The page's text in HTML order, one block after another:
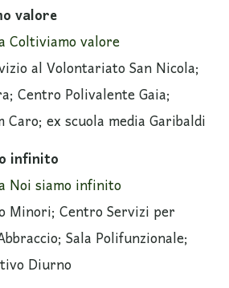
valore
Coltiviamo valore
al Volontariato San Nicola;
Centro Polivalente Gaia;
ex scuola media Garibaldi
infinito
Noi siamo infinito
Minori; Centro Servizi per
Sala Polifunzionale;
Diurno